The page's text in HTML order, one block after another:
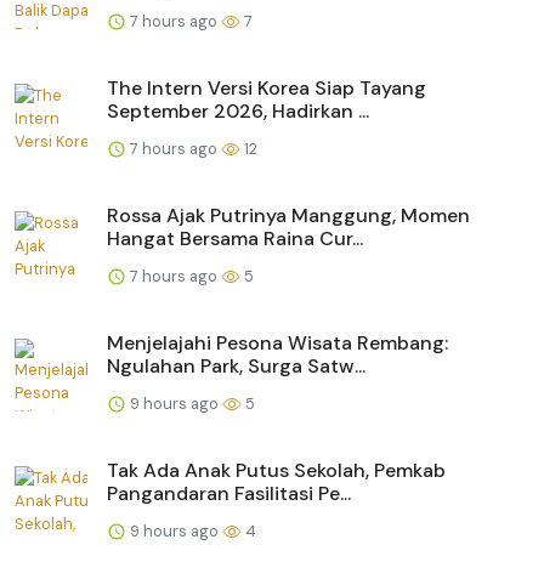
7 hours ago 7
The Intern Versi Korea Siap Tayang
September 2026, Hadirkan ...
7 hours ago 12
Rossa Ajak Putrinya Manggung, Momen
Hangat Bersama Raina Cur...
7 hours ago 5
Menjelajahi Pesona Wisata Rembang:
Ngulahan Park, Surga Satw...
9 hours ago 5
Tak Ada Anak Putus Sekolah, Pemkab
Pangandaran Fasilitasi Pe...
9 hours ago 4